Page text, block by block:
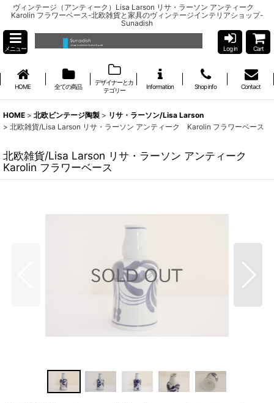
ヴィンテージ（アンティーク）Lisa Larson リサ・ラーソン アンティーク
Karolin フラワーベース-北欧雑貨と家具のヴィンテージインテリアショップ-
Sunadish
メニュー Log in Cart
HOME 全ての商品
デザイナーとカ
テゴリー
Information Shop info Contact
HOME > 北欧ビンテージ陶製 > リサ・ラーソン/Lisa Larson
> 北欧雑貨/Lisa Larson リサ・ラーソン アンティーク Karolin フラワーベース
北欧雑貨/Lisa Larson リサ・ラーソン アンティーク
Karolin フラワーベース